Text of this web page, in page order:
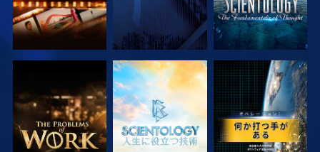
シリーズを探求 シリーズを探求 観る